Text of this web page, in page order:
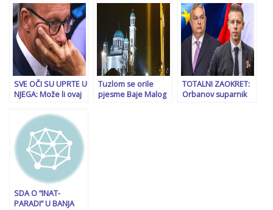
PREDSTAVNIKA:
“Interesantno je da
EU ćuti…”
predstavnika da u
skladu sa svojim
mandatom i ranijim
odlukama Ustavnog
suda Bosne i
Hercegovine poništi
zaključak…”
borbu protiv
korupcije
SVE OČI SU UPRTE U
NJEGA: Može li ovaj
Evropu?
Tuzlom se orile
pjesme Baje Malog
TOTALNI ZAOKRET:
Orbanov suparnik
SDA O “INAT-
PARADI” U BANJA